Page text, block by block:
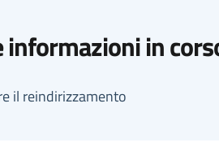
informazioni in
il reindirizzamento